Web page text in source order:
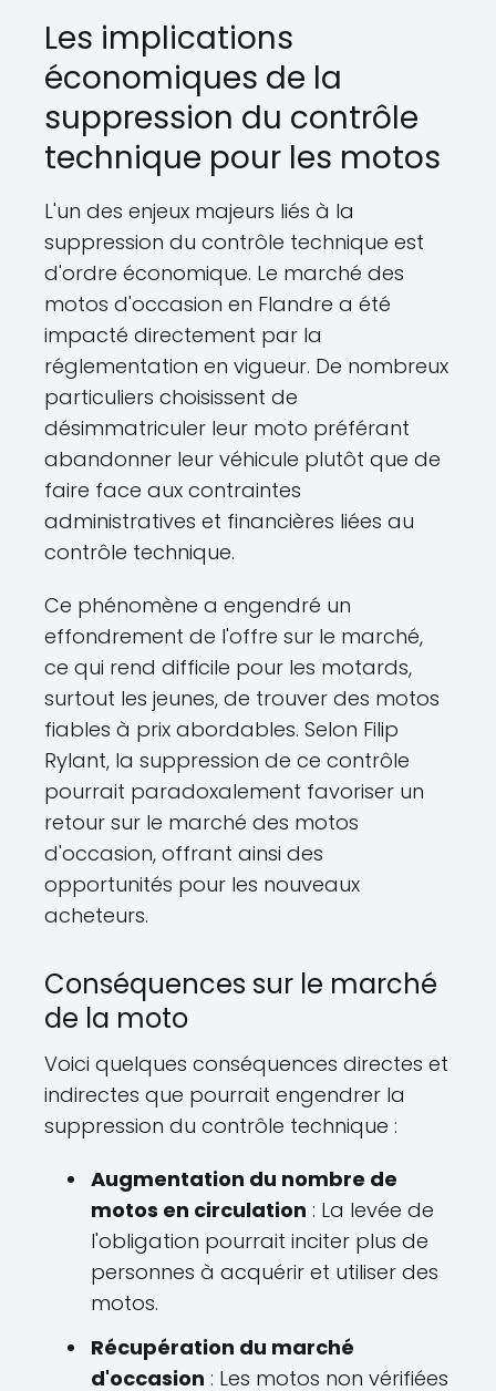
Les implications
économiques de la
suppression du contrôle
technique pour les motos
L'un des enjeux majeurs liés à la
suppression du contrôle technique est
d'ordre économique. Le marché des
motos d'occasion en Flandre a été
impacté directement par la
réglementation en vigueur. De nombreux
particuliers choisissent de
désimmatriculer leur moto préférant
abandonner leur véhicule plutôt que de
faire face aux contraintes
administratives et financières liées au
contrôle technique.
Ce phénomène a engendré un
effondrement de l'offre sur le marché,
ce qui rend difficile pour les motards,
surtout les jeunes, de trouver des motos
fiables à prix abordables. Selon Filip
Rylant, la suppression de ce contrôle
pourrait paradoxalement favoriser un
retour sur le marché des motos
d'occasion, offrant ainsi des
opportunités pour les nouveaux
acheteurs.
Conséquences sur le marché
de la moto
Voici quelques conséquences directes et
indirectes que pourrait engendrer la
suppression du contrôle technique :
Augmentation du nombre de
motos en circulation : La levée de
l'obligation pourrait inciter plus de
personnes à acquérir et utiliser des
motos.
Récupération du marché
d'occasion : Les motos non vérifiées